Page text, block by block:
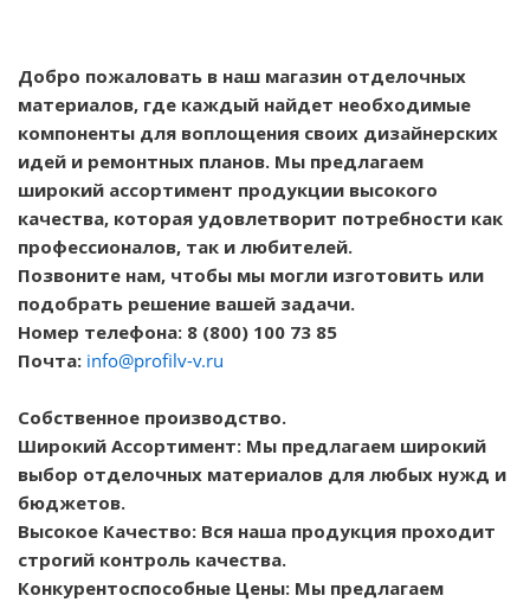
Добро пожаловать в наш магазин отделочных
материалов, где каждый найдет необходимые
компоненты для воплощения своих дизайнерских
идей и ремонтных планов. Мы предлагаем
широкий ассортимент продукции высокого
качества, которая удовлетворит потребности как
профессионалов, так и любителей.
Позвоните нам, чтобы мы могли изготовить или
подобрать решение вашей задачи.
Номер телефона: 8 (800) 100 73 85
Почта: info@profilv-v.ru
Собственное производство.
Широкий Ассортимент: Мы предлагаем широкий
выбор отделочных материалов для любых нужд и
бюджетов.
Высокое Качество: Вся наша продукция проходит
строгий контроль качества.
Конкурентоспособные Цены: Мы предлагаем